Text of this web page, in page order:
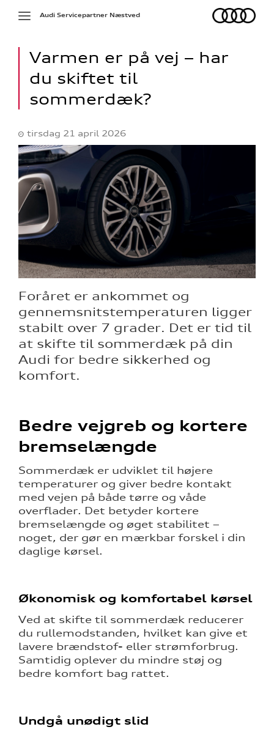
Toggle
Audi
Audi Servicepartner Næstved
Varmen er på vej – har
du skiftet til
sommerdæk?
tirsdag 21 april 2026
Foråret er ankommet og
gennemsnitstemperaturen ligger
stabilt over 7 grader. Det er tid til
at skifte til sommerdæk på din
Audi for bedre sikkerhed og
komfort.
Bedre vejgreb og kortere
bremselængde
Sommerdæk er udviklet til højere
temperaturer og giver bedre kontakt
med vejen på både tørre og våde
overflader. Det betyder kortere
bremselængde og øget stabilitet –
noget, der gør en mærkbar forskel i din
daglige kørsel.
Økonomisk og komfortabel kørsel
Ved at skifte til sommerdæk reducerer
du rullemodstanden, hvilket kan give et
lavere brændstof- eller strømforbrug.
Samtidig oplever du mindre støj og
bedre komfort bag rattet.
Undgå unødigt slid